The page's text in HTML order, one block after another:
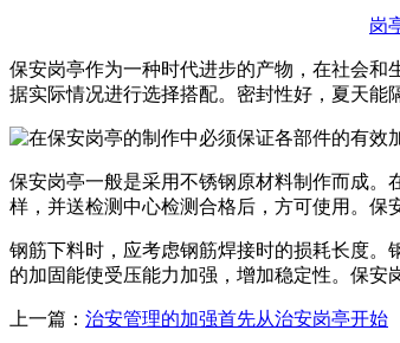
岗
保安岗亭作为一种时代进步的产物，在社会
据实际情况进行选择搭配。密封性好，夏天能
保安岗亭一般是采用不锈钢原材料制作而成。
样，并送检测中心检测合格后，方可使用。保
钢筋下料时，应考虑钢筋焊接时的损耗长度
的加固能使受压能力加强，增加稳定性。保安
上一篇： 治安管理的加强首先从治安岗亭开始